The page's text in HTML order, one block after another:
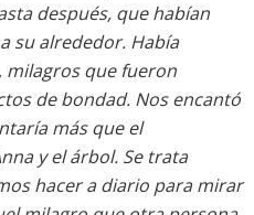
después, que habían
su alrededor. Había
milagros que fueron
de bondad. Nos encantó
más que el
y el árbol. Se trata
hacer a diario para mirar